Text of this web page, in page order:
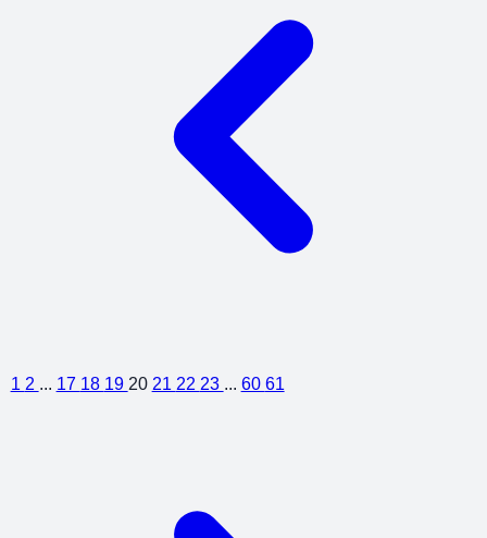
1 2 ... 17 18 19 20 21 22 23 ... 60 61